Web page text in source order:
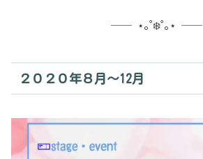
── ⋆｡˚❄️˚｡⋆ ──
２０２０年８月～12月